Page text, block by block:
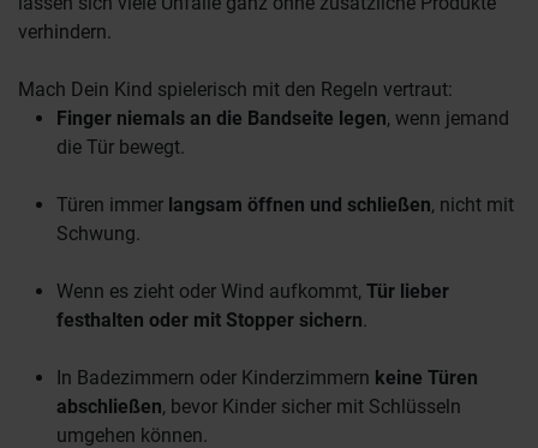
verhindern.
Mach Dein Kind spielerisch mit den Regeln vertraut:
Finger niemals an die Bandseite legen, wenn jemand
die Tür bewegt.
Türen immer langsam öffnen und schließen, nicht mit
Schwung.
Wenn es zieht oder Wind aufkommt, Tür lieber
festhalten oder mit Stopper sichern.
In Badezimmern oder Kinderzimmern keine Türen
abschließen, bevor Kinder sicher mit Schlüsseln
umgehen können.